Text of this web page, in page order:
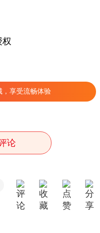
，享受流畅体验
论